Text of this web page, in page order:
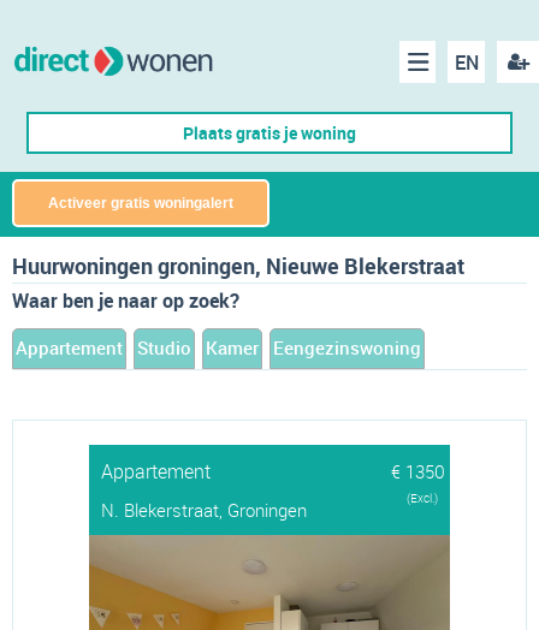
EN
Menu
Plaats gratis je woning
Activeer gratis woningalert
Huurwoningen groningen, Nieuwe Blekerstraat
Waar ben je naar op zoek?
Appartement Studio Kamer Eengezinswoning
Appartement
€ 1350
N. Blekerstraat, Groningen
(Excl.)